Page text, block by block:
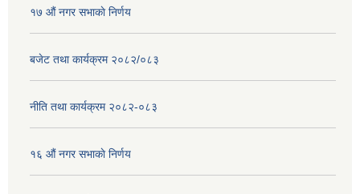
१७ ‌‍औं नगर सभाकाे निर्णय
बजेट तथा कार्यक्रम २०८२/०८३
नीति तथा कार्यक्रम २०८२-०८३
१६ ‌औं नगर सभाकाे निर्णय